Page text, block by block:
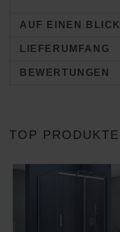
AUF EINEN BLICK
LIEFERUMFANG
BEWERTUNGEN
TOP PRODUKTE